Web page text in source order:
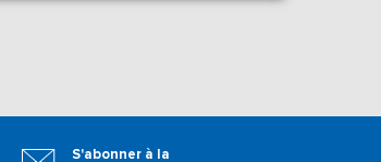
S'abonner à la